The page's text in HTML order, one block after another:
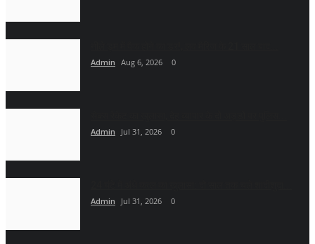
Admin Aug 6, 2026 0
Admin Jul 31, 2026 0
Admin Jul 31, 2026 0